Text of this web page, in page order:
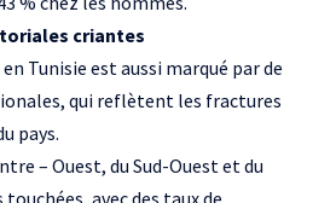
criantes
Tunisie est aussi marqué par de
qui reflètent les fractures
pays.
– Ouest, du Sud-Ouest et du
avec des taux de